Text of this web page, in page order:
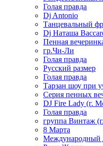
Голая правда
Dj Antonio
Танцевальный
Dj Наташа
Пенная
гр.Чи-Ли
Голая правда
Русский размер
Голая правда
Тарзан шоу при
Серия пенных
DJ Fire Lady (г.
Голая правда
группа Винтаж
8 Марта
Международный